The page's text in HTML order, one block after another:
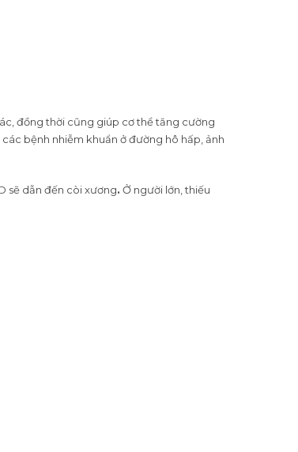
đồng thời cũng giúp cơ thể tăng cường
bệnh nhiễm khuẩn ở đường hô hấp, ảnh
sẽ dẫn đến còi xương. Ở người lớn, thiếu